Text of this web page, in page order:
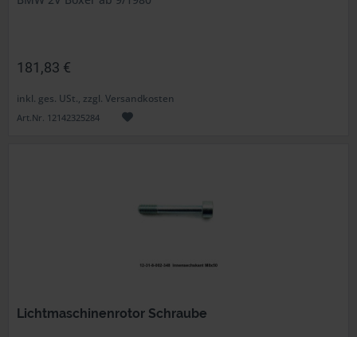
181,83 €
inkl. ges. USt., zzgl. Versandkosten
Art.Nr. 12142325284
Lichtmaschinenrotor Schraube